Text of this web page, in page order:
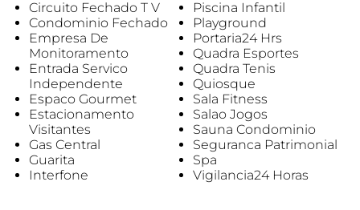
Circuito Fechado T V
Condominio Fechado
Empresa De
Monitoramento
Entrada Servico
Independente
Espaco Gourmet
Estacionamento
Visitantes
Gas Central
Guarita
Interfone
Piscina Infantil
Playground
Portaria24 Hrs
Quadra Esportes
Quadra Tenis
Quiosque
Sala Fitness
Salao Jogos
Sauna Condominio
Seguranca Patrimonial
Spa
Vigilancia24 Horas